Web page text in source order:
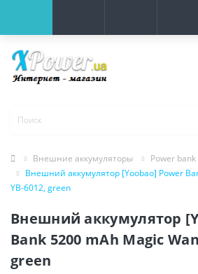
Внешние аккумуляторы Power
Внешний аккумулятор [Yoobao] Power
YB-6012, green
Внешний аккумулятор
Bank 5200 mAh Magic
green